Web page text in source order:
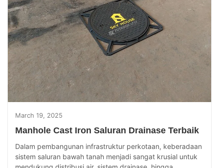
March 19, 2025
Manhole Cast Iron Saluran Drainase Terbaik
Dalam pembangunan infrastruktur perkotaan, keberadaan
sistem saluran bawah tanah menjadi sangat krusial untuk